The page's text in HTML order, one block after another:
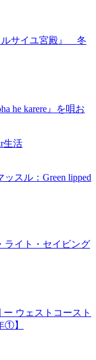
ルサイユ宮殿』 冬
he karere』を唄お
生活
スル：Green lipped
ライト・セイビング
ウェストコースト
①】